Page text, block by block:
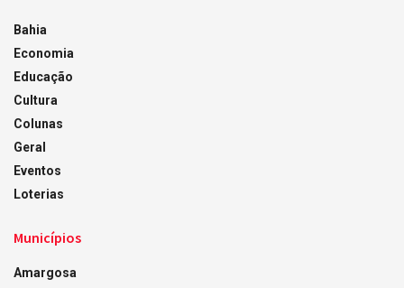
Bahia
Economia
Educação
Cultura
Colunas
Geral
Eventos
Loterias
Municípios
Amargosa